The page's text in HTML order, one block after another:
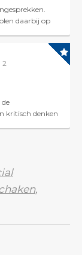
daarbij op
2
kritisch denken
,